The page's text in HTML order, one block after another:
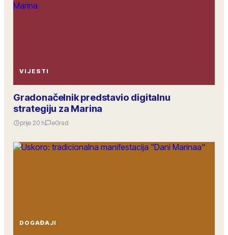
VIJESTI
Gradonačelnik predstavio digitalnu
strategiju za Marina
prije 20 h eGrad
DOGAĐAJI